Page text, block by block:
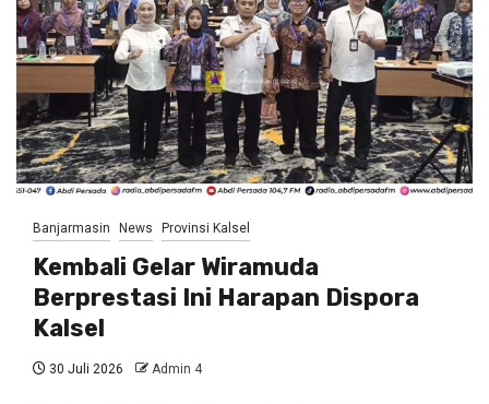
Banjarmasin News Provinsi Kalsel
Kembali Gelar Wiramuda
Berprestasi Ini Harapan Dispora
Kalsel
30 Juli 2026 Admin 4